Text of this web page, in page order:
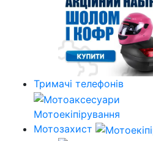
Тримачі телефонів
Мотоекіпірування
Мотозахист